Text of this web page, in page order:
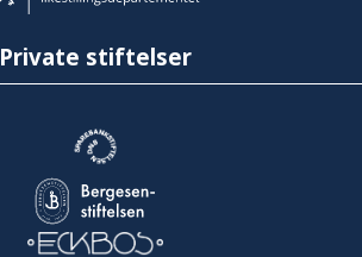
Private stiftelser